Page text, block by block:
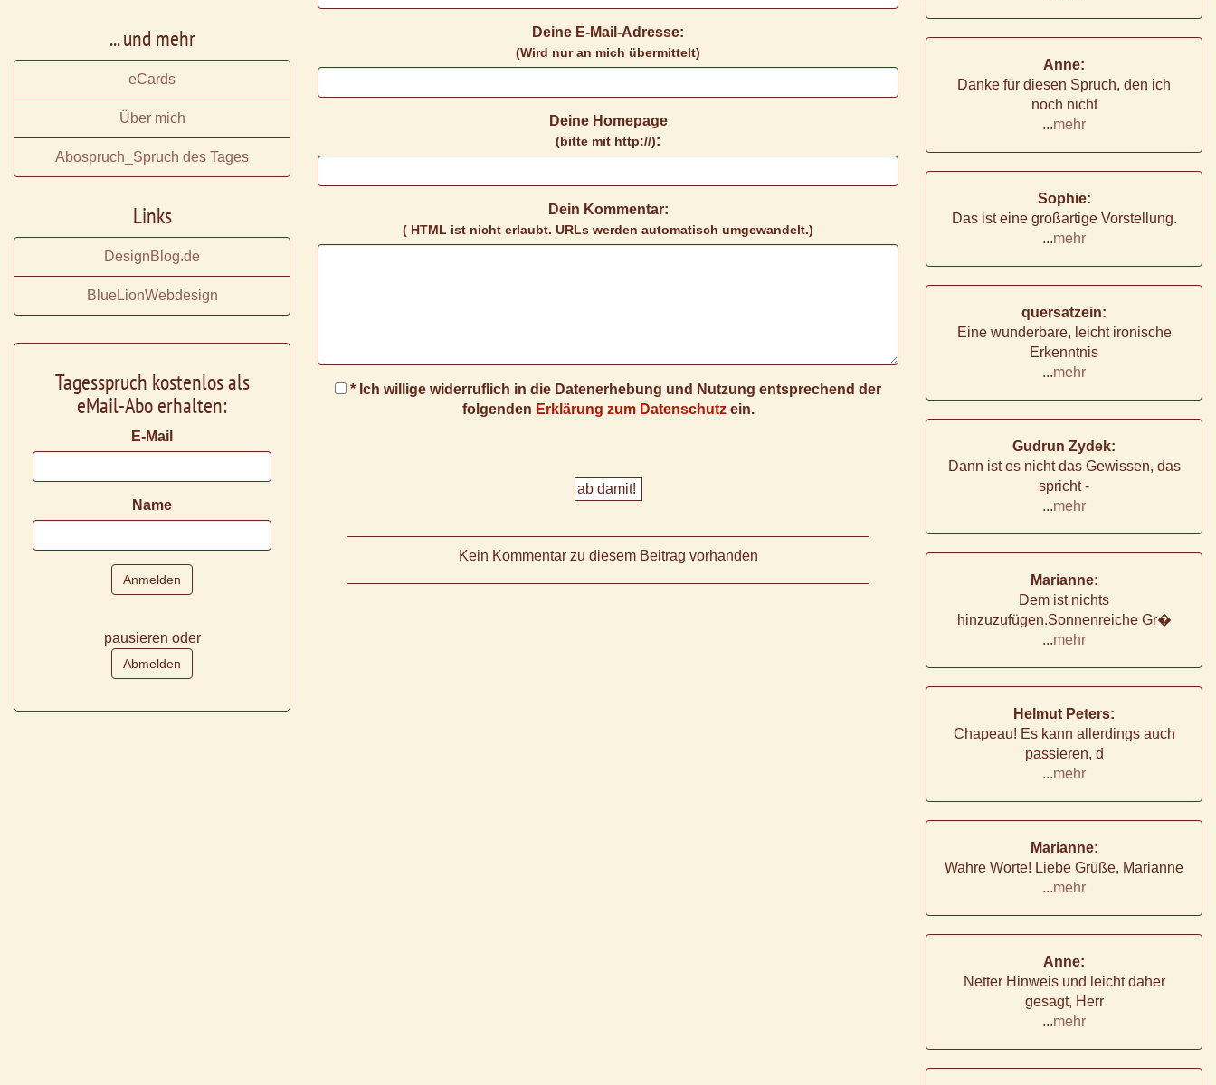
Deine E-Mail-Adresse:
(Wird nur an mich übermittelt)
Deine Homepage
(bitte mit http://):
Dein Kommentar:
( HTML ist nicht erlaubt. URLs werden automatisch umgewandelt.)
* Ich willige widerruflich in die Datenerhebung und Nutzung entsprechend der
folgenden Erklärung zum Datenschutzein.
Kein Kommentar zu diesem Beitrag vorhanden
... und mehr
eCards
Über mich
Abospruch_Spruch des Tages
Links
DesignBlog.de
BlueLionWebdesign
Tagesspruch kostenlos als
eMail-Abo erhalten:
E-Mail
Name
pausieren oder
Anne:
Danke für diesen Spruch, den ich
noch nicht
...mehr
Sophie:
Das ist eine großartige Vorstellung.
...mehr
quersatzein:
Eine wunderbare, leicht ironische
Erkenntnis
...mehr
Gudrun Zydek:
Dann ist es nicht das Gewissen, das
spricht -
...mehr
Marianne:
Dem ist nichts
hinzuzufügen.Sonnenreiche Gr�
...mehr
Helmut Peters:
Chapeau! Es kann allerdings auch
passieren, d
...mehr
Marianne:
Wahre Worte! Liebe Grüße, Marianne
...mehr
Anne:
Netter Hinweis und leicht daher
gesagt, Herr
...mehr